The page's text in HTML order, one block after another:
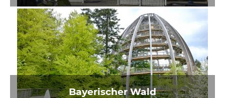
Bayerischer Wald